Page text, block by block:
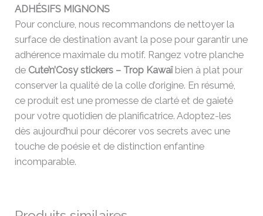
ADHÉSIFS MIGNONS
Pour conclure, nous recommandons de nettoyer la
surface de destination avant la pose pour garantir une
adhérence maximale du motif. Rangez votre planche
de Cute’n’Cosy stickers – Trop Kawaîbien à plat pour
conserver la qualité de la colle d’origine. En résumé,
ce produit est une promesse de clarté et de gaieté
pour votre quotidien de planificatrice. Adoptez-les
dès aujourd’hui pour décorer vos secrets avec une
touche de poésie et de distinction enfantine
incomparable.